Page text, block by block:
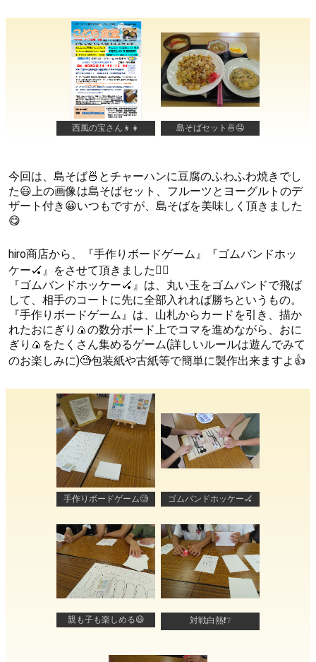
西風の宝さん👦👧 島そばセット🍜🤤
今回は、島そば🍜とチャーハンに豆腐のふわふわ焼きでし
た😃上の画像は島そばセット、フルーツとヨーグルトのデ
ザート付き😀いつもですが、島そばを美味しく頂きました
😋
hiro商店から、『手作りボードゲーム』『ゴムバンドホッ
ケー🏑』をさせて頂きました🙇‍♀
『ゴムバンドホッケー🏑』は、丸い玉をゴムバンドで飛ば
して、相手のコートに先に全部入れれば勝ちというもの。
『手作りボードゲーム』は、山札からカードを引き、描か
れたおにぎり🍙の数分ボード上でコマを進めながら、おに
ぎり🍙をたくさん集めるゲーム(詳しいルールは遊んでみて
のお楽しみに)🧐包装紙や古紙等で簡単に製作出来ますよ👍
手作りボードゲーム🧐 ゴムバンドホッケー🏑
親も子も楽しめる😃 対戦白熱❗❔